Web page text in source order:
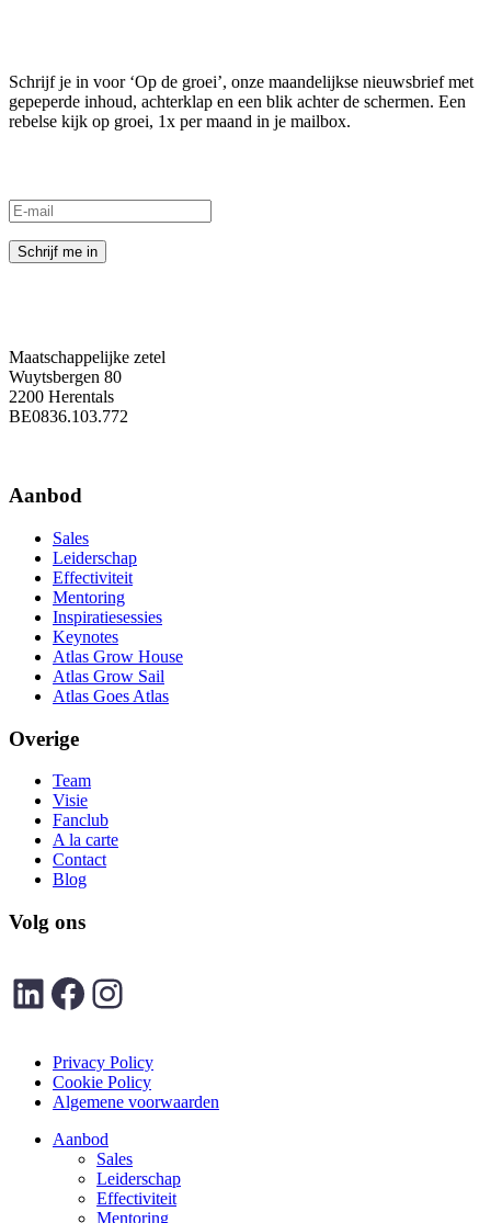
Schrijf je in voor ‘Op de groei’, onze maandelijkse nieuwsbrief met
gepeperde inhoud, achterklap en een blik achter de schermen. Een
rebelse kijk op groei, 1x per maand in je mailbox.
Maatschappelijke zetel
Wuytsbergen 80
2200 Herentals
BE0836.103.772
Aanbod
Sales
Leiderschap
Effectiviteit
Mentoring
Inspiratiesessies
Keynotes
Atlas Grow House
Atlas Grow Sail
Atlas Goes Atlas
Overige
Team
Visie
Fanclub
A la carte
Contact
Blog
Volg ons
LinkedIn
Facebook
Instagram
Privacy Policy
Cookie Policy
Algemene voorwaarden
Close
Aanbod
Sales
Leiderschap
Effectiviteit
Mentoring